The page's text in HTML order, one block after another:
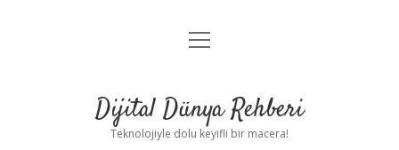
Anasayfa
Yasal Uyarı
menüyü
Dijital Dünya Rehberi
Teknolojiyle dolu keyifli bir macera!